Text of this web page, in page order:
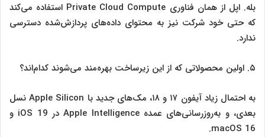
بله. اپل از همان فناوری Private Cloud Compute استفاده می‌کند
که حتی خود شرکت نیز به محتوای داده‌های پردازش‌شده دسترسی
ندارد.
۵. اولین محصولاتی که از این زیرساخت بهره‌مند می‌شوند کدام‌اند؟
به احتمال زیاد آیفون ۱۷ و ۱۸، مک‌های جدید با Apple Silicon نسل
بعدی، و به‌روزرسانی‌های عمده Apple Intelligence در iOS 19 و
macOS 16.